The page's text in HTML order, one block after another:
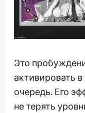
Это
активировать
очередь. Его
не терять